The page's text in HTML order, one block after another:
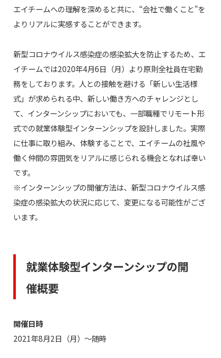
エイチームへの理解を深めると共に、“会社で働くこと”を
よりリアルに実感することができます。
新型コロナウイルス感染症の感染拡大を防止するため、エ
イチームでは2020年4月6日（月）より原則全社員在宅勤
務をしております。人との接触を避ける「新しい生活様
式」が求められる中、新しい働き方へのチャレンジとし
て、インターンシップにおいても、一部職種でリモート形
式での就業体験型インターンシップを設計しました。実際
に仕事に取り組み、体験することで、エイチームの社風や
働く仲間の雰囲気をリアルに感じられる機会となれば幸い
です。
※インターンシップの開催方法は、新型コロナウイルス感
染症の感染拡大の状況に応じて、変更になる可能性がござ
います。
就業体験型インターンシップの開
催概要
開催日時
2021年8月2日（月）～随時